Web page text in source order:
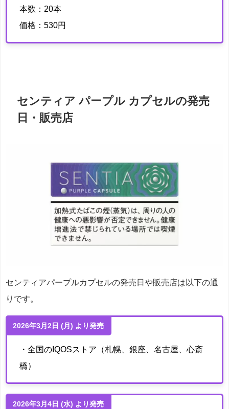
本数：20本
価格：530円
センティア パープル カプセルの発売
日・販売店
センティアパープルカプセルの発売日や販売店は以下の通
りです。
2026年3月2日 (月) より発売
・全国のIQOSストア（札幌、銀座、名古屋、心斎
橋）
2026年3月4日 (水) より発売